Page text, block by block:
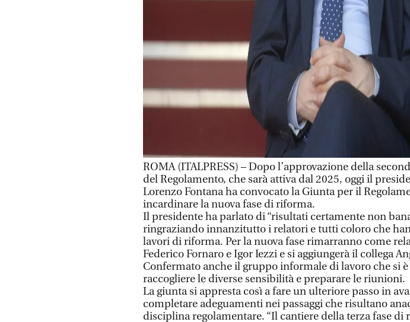
ROMA (ITALPRESS) – Dopo l’approvazione della
del Regolamento, che sarà attiva dal 2025, oggi il
Lorenzo Fontana ha convocato la Giunta per il
incardinare la nuova fase di riforma.
Il presidente ha parlato di “risultati certamente non
ringraziando innanzitutto i relatori e tutti coloro che
lavori di riforma. Per la nuova fase rimarranno come
Federico Fornaro e Igor Iezzi e si aggiungerà il collega
Confermato anche il gruppo informale di lavoro che si
raccogliere le diverse sensibilità e preparare le riunioni.
La giunta si appresta così a fare un ulteriore passo in
completare adeguamenti nei passaggi che risultano
disciplina regolamentare. “Il cantiere della terza fase di